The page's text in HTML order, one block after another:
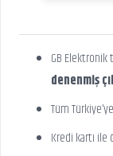
GB
denenmiş
Tüm
Kredi kartı ile